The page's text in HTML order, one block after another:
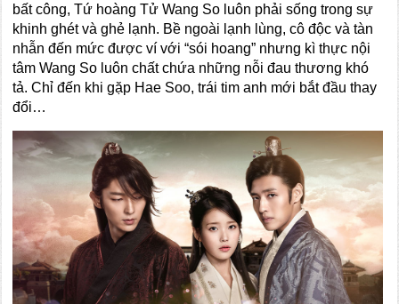
bất công, Tứ hoàng Tử Wang So luôn phải sống trong sự
khinh ghét và ghẻ lạnh. Bề ngoài lạnh lùng, cô độc và tàn
nhẫn đến mức được ví với “sói hoang” nhưng kì thực nội
tâm Wang So luôn chất chứa những nỗi đau thương khó
tả. Chỉ đến khi gặp Hae Soo, trái tim anh mới bắt đầu thay
đổi…